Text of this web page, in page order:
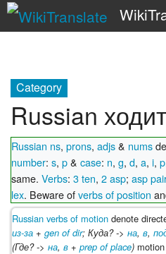
Category
Russian
Russian ns prons adjs & nums
number: s p & case: n g d a i p
same. Verbs: 3 ten 2 asp; asp
lex . Beware ofverbs of position
Russian verbs of motion denote
из-за + gen of dir; Куда? -> на в
(Где? -> на в + prep of place)